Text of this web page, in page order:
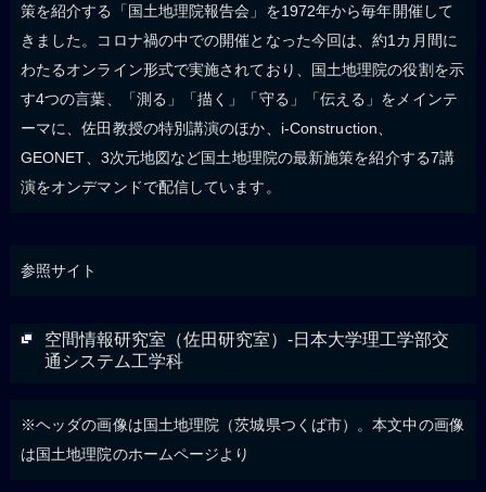
策を紹介する「国土地理院報告会」を1972年から毎年開催して
きました。コロナ禍の中での開催となった今回は、約1カ月間に
わたるオンライン形式で実施されており、国土地理院の役割を示
す4つの言葉、「測る」「描く」「守る」「伝える」をメインテ
ーマに、佐田教授の特別講演のほか、i-Construction、
GEONET、3次元地図など国土地理院の最新施策を紹介する7講
演をオンデマンドで配信しています。
参照サイト
空間情報研究室（佐田研究室）-日本大学理工学部交
通システム工学科
※ヘッダの画像は国土地理院（茨城県つくば市）。本文中の画像
は国土地理院のホームページより